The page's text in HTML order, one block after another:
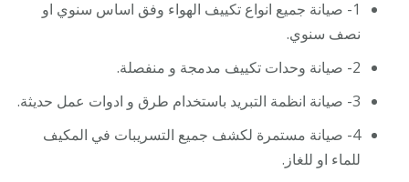
1- صيانة جميع انواع تكييف الهواء وفق اساس سنوي او
نصف سنوي.
2- صيانة وحدات تكييف مدمجة و منفصلة.
3- صيانة انظمة التبريد باستخدام طرق و ادوات عمل حديثة.
4- صيانة مستمرة لكشف جميع التسريبات في المكيف
للماء او للغاز.